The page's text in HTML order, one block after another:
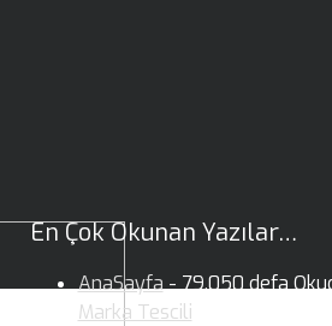
En Çok Okunan Yazılar…
AnaSayfa- 79.050 defa
Marka Tescili